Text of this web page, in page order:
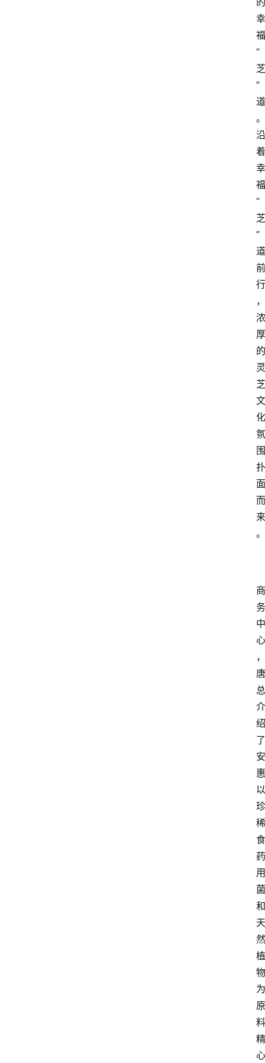
幸
福
“
芝
”
道
。
沿
着
幸
福
“
芝
”
道
前
行
，
浓
厚
的
灵
芝
文
化
氛
围
扑
面
而
来
。
商
务
中
心
，
唐
总
介
绍
了
安
惠
以
珍
稀
食
药
用
菌
和
天
然
植
物
为
原
料
精
心